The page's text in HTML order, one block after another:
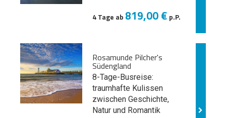
4 Tage ab 819,00 € p.P.
Rosamunde Pilcher's
Südengland
8-Tage-Busreise:
traumhafte Kulissen
zwischen Geschichte,
Natur und Romantik